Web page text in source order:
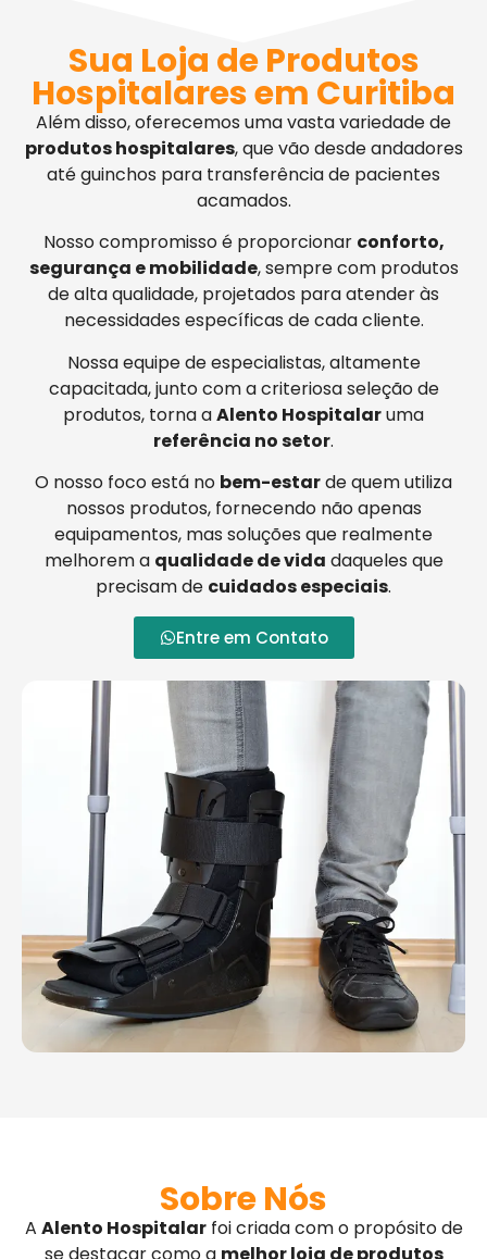
Sua Loja de Produtos
Hospitalares em Curitiba
Além disso, oferecemos uma vasta variedade de
produtos hospitalares, que vão desde andadores
até guinchos para transferência de pacientes
acamados.
Nosso compromisso é proporcionar conforto,
segurança e mobilidade, sempre com produtos
de alta qualidade, projetados para atender às
necessidades específicas de cada cliente.
Nossa equipe de especialistas, altamente
capacitada, junto com a criteriosa seleção de
produtos, torna aAlento Hospitalaruma
referência no setor.
O nosso foco está no bem-estarde quem utiliza
nossos produtos, fornecendo não apenas
equipamentos, mas soluções que realmente
melhorem a qualidade de vida daqueles que
precisam de cuidados especiais.
Entre em Contato
Sobre Nós
A Alento Hospitalarfoi criada com o propósito de